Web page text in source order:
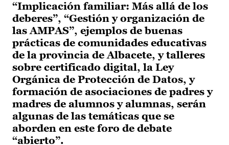
“Implicación familiar: Más allá de los
deberes”, “Gestión y organización de
las AMPAS”, ejemplos de buenas
prácticas de comunidades educativas
de la provincia de Albacete, y talleres
sobre certificado digital, la Ley
Orgánica de Protección de Datos, y
formación de asociaciones de padres y
madres de alumnos y alumnas, serán
algunas de las temáticas que se
aborden en este foro de debate
“abierto”.